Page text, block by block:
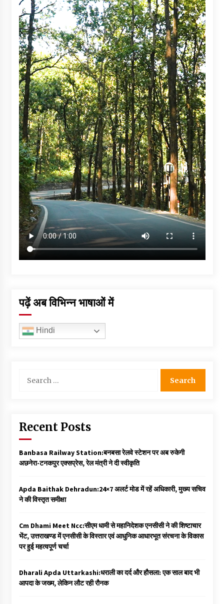
पढ़ें अब विभिन्न भाषाओं में
Hindi
for:
Recent Posts
Banbasa Railway Station:बनबसा रेलवे स्टेशन पर अब रुकेगी
अछनेरा-टनकपुर एक्सप्रेस, रेल मंत्री ने दी स्वीकृति
Apda Baithak Dehradun:24×7 अलर्ट मोड में रहें अधिकारी, मुख्य सचिव
ने की विस्तृत समीक्षा
Cm Dhami Meet Ncc:सीएम धामी से महानिदेशक एनसीसी ने की शिष्टाचार
भेंट, उत्तराखण्ड में एनसीसी के विस्तार एवं आधुनिक आधारभूत संरचना के विकास
पर हुई महत्वपूर्ण चर्चा
Dharali Apda Uttarkashi:धराली का दर्द और हौसला: एक साल बाद भी
आपदा के जख्म, लेकिन लौट रही रौनक